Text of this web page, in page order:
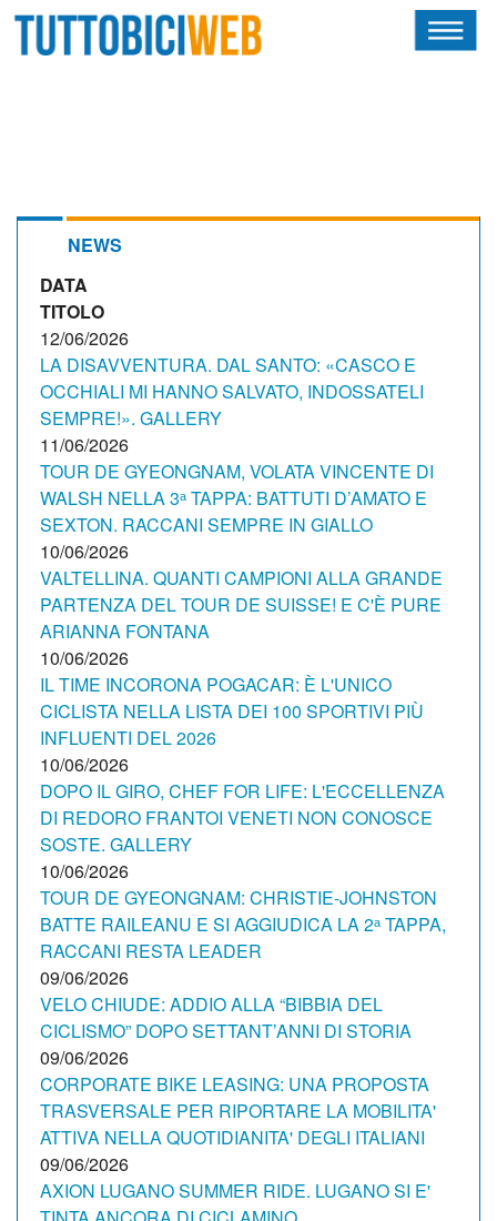
CALENDARIO
OSCAR
ALBI D'ORO
NEWSLETTER
NEWS
DATA
TITOLO
12/06/2026
LA DISAVVENTURA. DAL SANTO: «CASCO E
OCCHIALI MI HANNO SALVATO, INDOSSATELI
SEMPRE!». GALLERY
11/06/2026
TOUR DE GYEONGNAM, VOLATA VINCENTE DI
WALSH NELLA 3ᵃ TAPPA: BATTUTI D’AMATO E
SEXTON. RACCANI SEMPRE IN GIALLO
10/06/2026
VALTELLINA. QUANTI CAMPIONI ALLA GRANDE
PARTENZA DEL TOUR DE SUISSE! E C'È PURE
ARIANNA FONTANA
10/06/2026
IL TIME INCORONA POGACAR: È L'UNICO
CICLISTA NELLA LISTA DEI 100 SPORTIVI PIÙ
INFLUENTI DEL 2026
10/06/2026
DOPO IL GIRO, CHEF FOR LIFE: L'ECCELLENZA
DI REDORO FRANTOI VENETI NON CONOSCE
SOSTE. GALLERY
10/06/2026
TOUR DE GYEONGNAM: CHRISTIE-JOHNSTON
BATTE RAILEANU E SI AGGIUDICA LA 2ᵃ TAPPA,
RACCANI RESTA LEADER
09/06/2026
VELO CHIUDE: ADDIO ALLA “BIBBIA DEL
CICLISMO” DOPO SETTANT’ANNI DI STORIA
09/06/2026
CORPORATE BIKE LEASING: UNA PROPOSTA
TRASVERSALE PER RIPORTARE LA MOBILITA'
ATTIVA NELLA QUOTIDIANITA' DEGLI ITALIANI
09/06/2026
AXION LUGANO SUMMER RIDE. LUGANO SI E'